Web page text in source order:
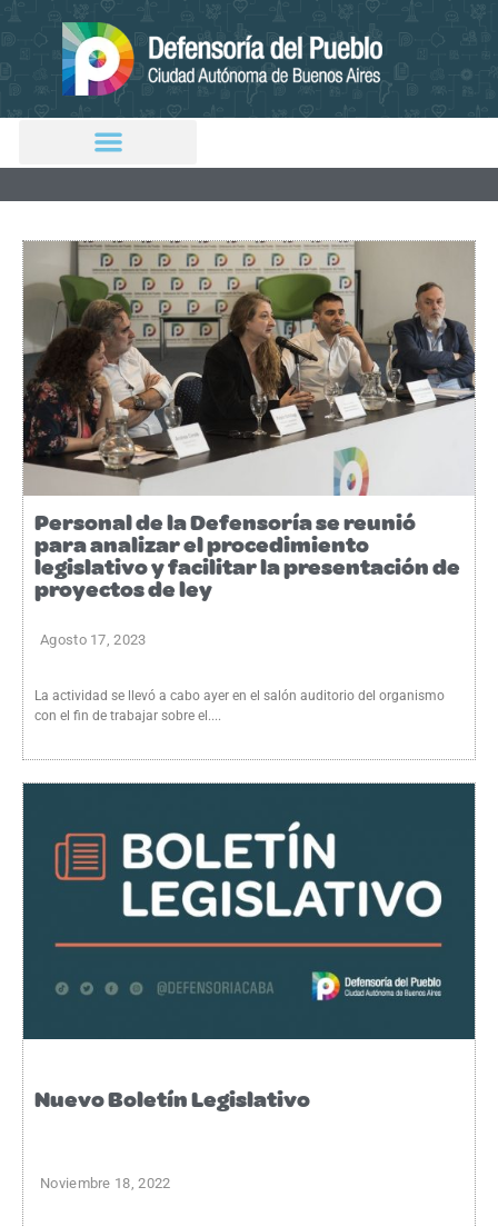
Personal de la Defensoría se reunió
para analizar el procedimiento
legislativo y facilitar la presentación de
proyectos de ley
Agosto 17, 2023
La actividad se llevó a cabo ayer en el salón auditorio del organismo
con el fin de trabajar sobre el....
Nuevo Boletín Legislativo
Noviembre 18, 2022